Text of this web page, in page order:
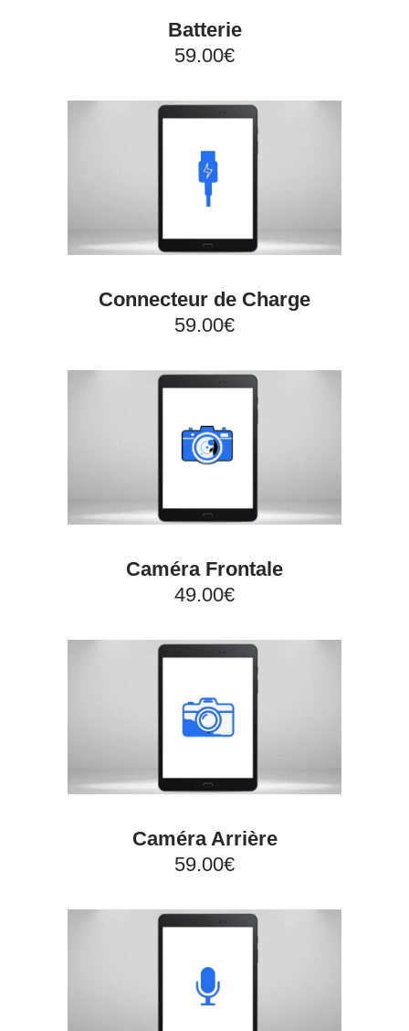
Batterie
59.00€
Connecteur de Charge
59.00€
Caméra Frontale
49.00€
Caméra Arrière
59.00€